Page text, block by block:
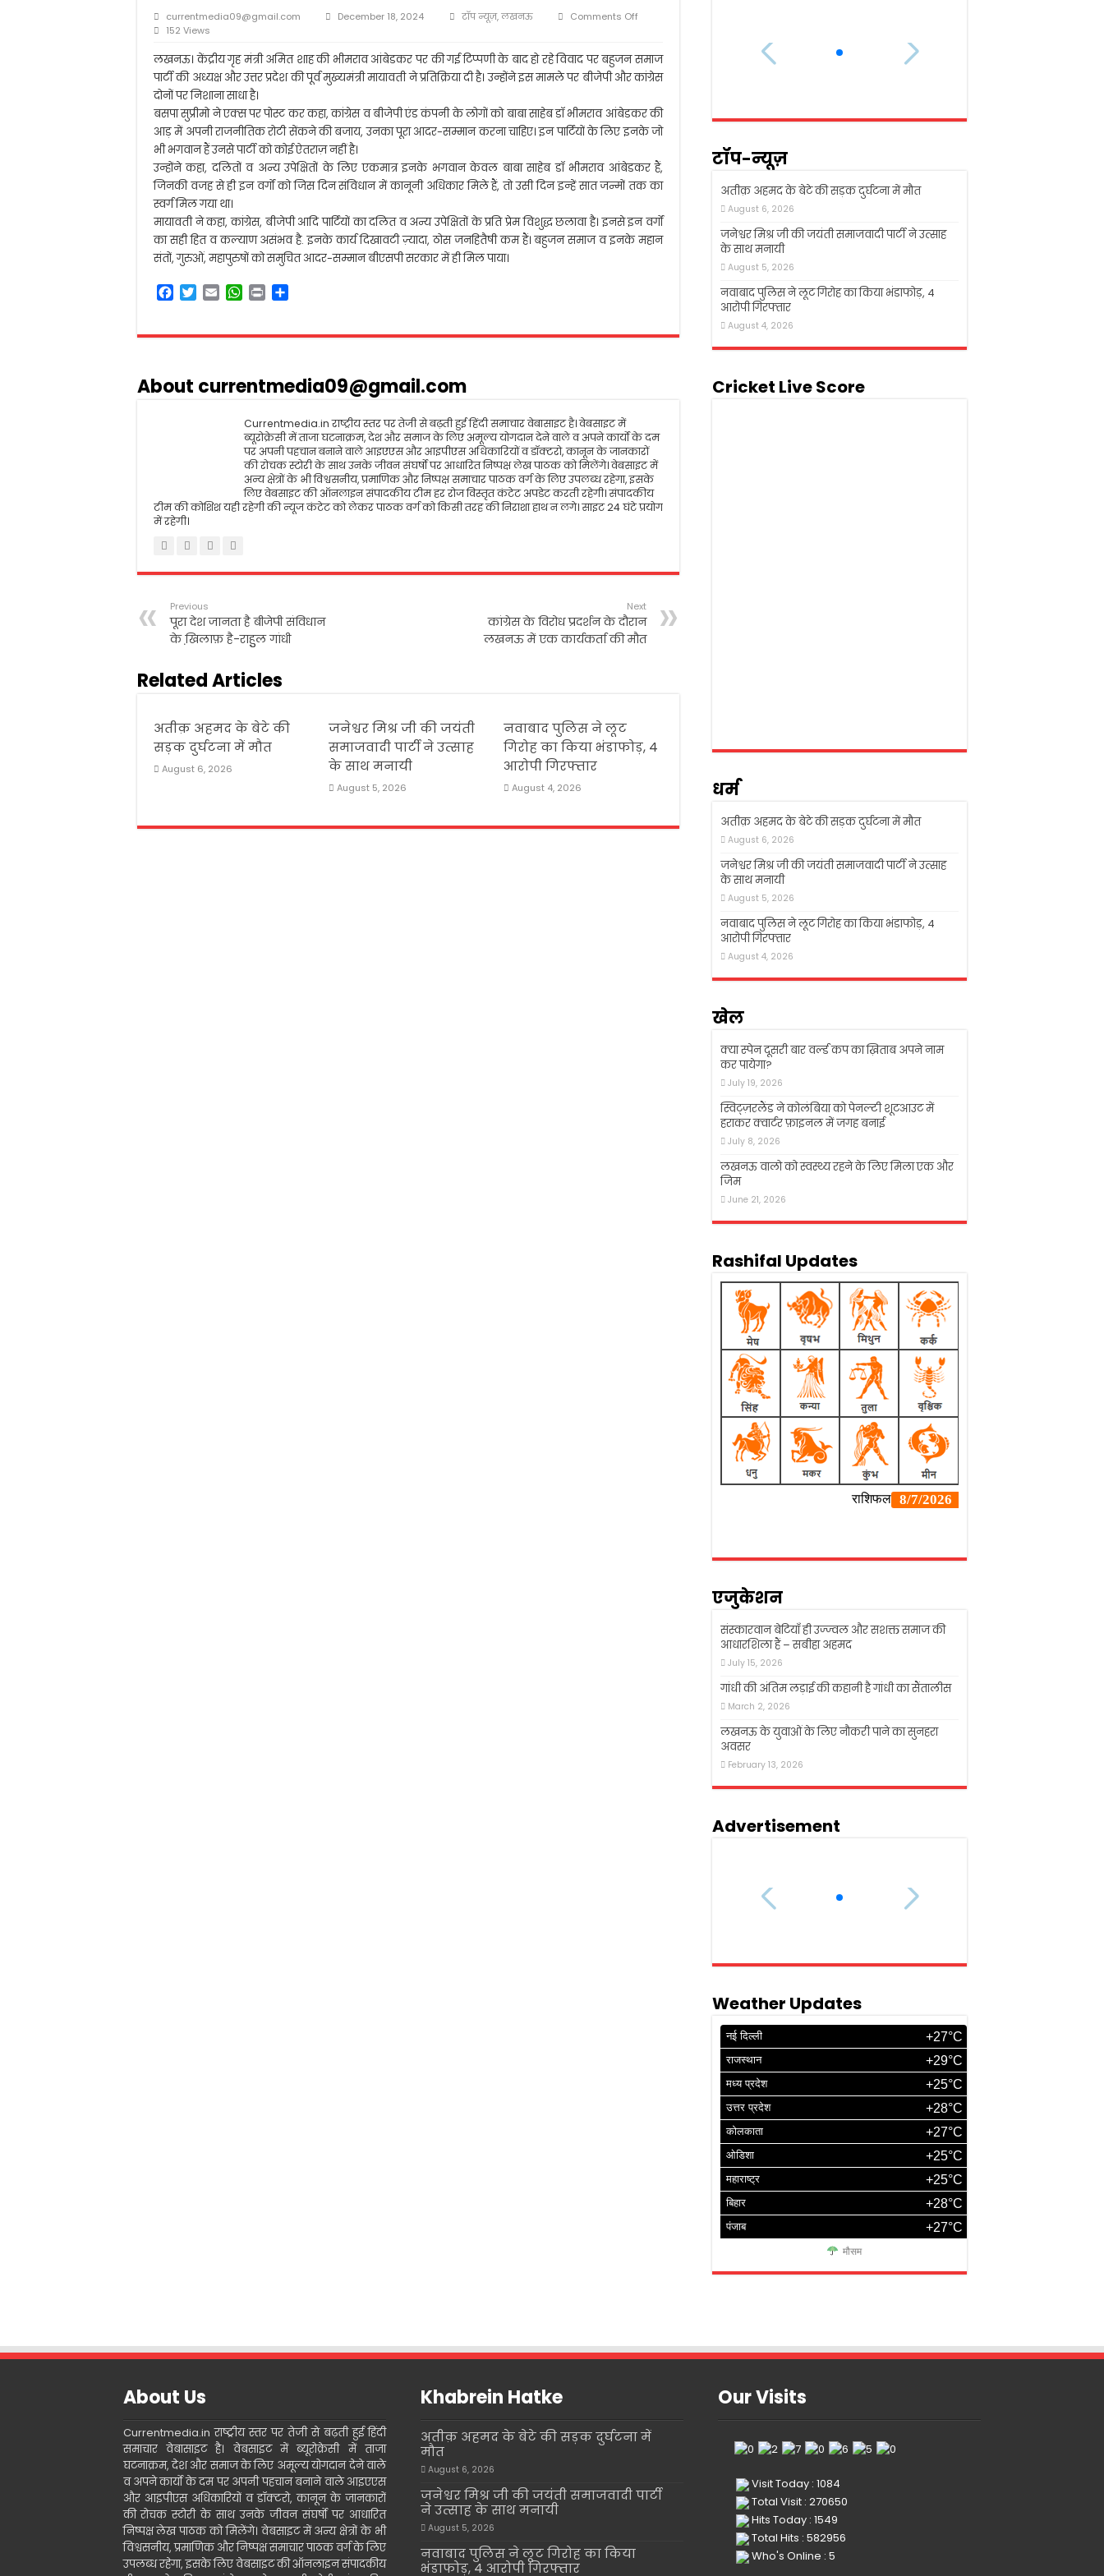
सरकार नहीं चाहती कि शिक्षण संस्थान आगे बढ़ें, लोग पढ़े-लिखे- अखिलेश यादव
स्कूल से घर लौट रहे छात्र की सडक हादसा में दर्दनाक मौत
currentmedia09@gmail.com December 18, 2024 टॉप न्यूज़,लखनऊ Comments Off
का
दलितों
के
प्रेम
विशुद्ध
मायावती
152 Views
लखनऊ। केंद्रीय गृह मंत्री अमित शाह की भीमराव आंबेडकर पर की गई टिप्पणी के बाद हो रहे विवाद पर बहुजन समाज
पार्टी की अध्यक्ष और उत्तर प्रदेश की पूर्व मुख्यमंत्री मायावती ने प्रतिक्रिया दी है। उन्होंने इस मामले पर बीजेपी और कांग्रेस
दोनों पर निशाना साधा है।
बसपा सुप्रीमो ने एक्स पर पोस्ट कर कहा, कांग्रेस व बीजेपी एंड कंपनी के लोगों को बाबा साहेब डॉ भीमराव आंबेडकर की
आड़ में अपनी राजनीतिक रोटी सेंकने की बजाय, उनका पूरा आदर-सम्मान करना चाहिए। इन पार्टियों के लिए इनके जो
भी भगवान हैं उनसे पार्टी को कोई ऐतराज़ नहीं है।
उन्होंने कहा, दलितों व अन्य उपेक्षितों के लिए एकमात्र इनके भगवान केवल बाबा साहेब डॉ भीमराव आंबेडकर हैं,
जिनकी वजह से ही इन वर्गों को जिस दिन संविधान में कानूनी अधिकार मिले हैं, तो उसी दिन इन्हें सात जन्मों तक का
स्वर्ग मिल गया था।
मायावती ने कहा, कांग्रेस, बीजेपी आदि पार्टियों का दलित व अन्य उपेक्षितों के प्रति प्रेम विशुद्ध छलावा है। इनसे इन वर्गों
का सही हित व कल्याण असंभव है. इनके कार्य दिखावटी ज़्यादा, ठोस जनहितैषी कम हैं। बहुजन समाज व इनके महान
संतों, गुरुओं, महापुरुषों को समुचित आदर-सम्मान बीएसपी सरकार में ही मिल पाया।
F
e
o
T
t
r
E
i
W
t
p
P
n
r
About currentmedia09@gmail.com
Currentmedia.in राष्ट्रीय स्तर पर तेजी से बढ़ती हुई हिंदी समाचार वेबासाइट है। वेबसाइट में
ब्यूरोक्रेसी में ताजा घटनाक्रम, देश और समाज के लिए अमूल्य योगदान देने वाले व अपने कार्यो के दम
पर अपनी पहचान बनाने वाले आइएएस और आइपीएस अधिकारियों व डॉक्टरो, कानून के जानकारों
की रोचक स्टोरी के साथ उनके जीवन संघर्षो पर आधारित निष्पक्ष लेख पाठक को मिलेंगे। वेबसाइट में
अन्य क्षेत्रों के भी विश्वसनीय, प्रमाणिक और निष्पक्ष समाचार पाठक वर्ग के लिए उपलब्ध रहेगा, इसके
लिए वेबसाइट की ऑनलाइन संपादकीय टीम हर रोज विस्तृत कंटेट अपडेट करती रहेगी। संपादकीय
टीम की कोशिश यही रहेगी की न्यूज कंटेट को लेकर पाठक वर्ग को किसी तरह की निराशा हाथ न लगे। साइट 24 घंटे प्रयोग
में रहेगी।
Previous
पूरा देश जानता है बीजेपी संविधान
के खि़लाफ़ है-राहुुल गांधी
Next
कांग्रेस के विरोध प्रदर्शन के दौरान
लखनऊ में एक कार्यकर्ता की मौत
Related Articles
अतीक़ अहमद के बेटे की
सड़क दुर्घटना में मौत
August 6, 2026
जनेश्वर मिश्र जी की जयंती
समाजवादी पार्टी ने उत्साह
के साथ मनायी
August 5, 2026
नवाबाद पुलिस ने लूट
गिरोह का किया भंडाफोड़, 4
आरोपी गिरफ्तार
August 4, 2026
टॉप-न्यूज़
अतीक़ अहमद के बेटे की सड़क दुर्घटना में मौत
August 6, 2026
जनेश्वर मिश्र जी की जयंती समाजवादी पार्टी ने उत्साह
के साथ मनायी
August 5, 2026
नवाबाद पुलिस ने लूट गिरोह का किया भंडाफोड़, 4
आरोपी गिरफ्तार
August 4, 2026
Cricket Live Score
धर्म
अतीक़ अहमद के बेटे की सड़क दुर्घटना में मौत
August 6, 2026
जनेश्वर मिश्र जी की जयंती समाजवादी पार्टी ने उत्साह
के साथ मनायी
August 5, 2026
नवाबाद पुलिस ने लूट गिरोह का किया भंडाफोड़, 4
आरोपी गिरफ्तार
August 4, 2026
खेल
क्या स्पेन दूसरी बार वर्ल्ड कप का ख़िताब अपने नाम
कर पायेगा?
July 19, 2026
स्विट्ज़रलैंड ने कोलंबिया को पेनल्टी शूटआउट में
हराकर क्वार्टर फ़ाइनल में जगह बनाई
July 8, 2026
लखनऊ वालो को स्वस्थ्य रहने के लिए मिला एक और
जिम
June 21, 2026
Rashifal Updates
एजुकेशन
संस्कारवान बेटियाँ ही उज्ज्वल और सशक्त समाज की
आधारशिला हैं – सबीहा अहमद
July 15, 2026
गांधी की अंतिम लड़ाई की कहानी है गांधी का सैंतालीस
March 2, 2026
लखनऊ के युवाओं के लिए नौकरी पाने का सुनहरा
अवसर
February 13, 2026
Advertisement
Weather Updates
नई दिल्ली +27°C
राजस्थान +29°C
मध्य प्रदेश +25°C
उत्तर प्रदेश +28°C
कोलकाता +27°C
ओडिशा +25°C
महाराष्ट्र +25°C
बिहार +28°C
पंजाब +27°C
मौसम
About Us
Currentmedia.in राष्ट्रीय स्तर पर तेजी से बढ़ती हुई हिंदी
समाचार वेबासाइट है। वेबसाइट में ब्यूरोक्रेसी में ताजा
घटनाक्रम, देश और समाज के लिए अमूल्य योगदान देने वाले
व अपने कार्यो के दम पर अपनी पहचान बनाने वाले आइएएस
और आइपीएस अधिकारियों व डॉक्टरो, कानून के जानकारों
की रोचक स्टोरी के साथ उनके जीवन संघर्षो पर आधारित
निष्पक्ष लेख पाठक को मिलेंगे। वेबसाइट में अन्य क्षेत्रों के भी
विश्वसनीय, प्रमाणिक और निष्पक्ष समाचार पाठक वर्ग के लिए
उपलब्ध रहेगा, इसके लिए वेबसाइट की ऑनलाइन संपादकीय
Khabrein Hatke
अतीक़ अहमद के बेटे की सड़क दुर्घटना में
मौत
August 6, 2026
जनेश्वर मिश्र जी की जयंती समाजवादी पार्टी
ने उत्साह के साथ मनायी
August 5, 2026
नवाबाद पुलिस ने लूट गिरोह का किया
भंडाफोड़, 4 आरोपी गिरफ्तार
Our Visits
Visit Today : 1084
Total Visit : 270650
Hits Today : 1549
Total Hits : 582956
Who's Online : 5